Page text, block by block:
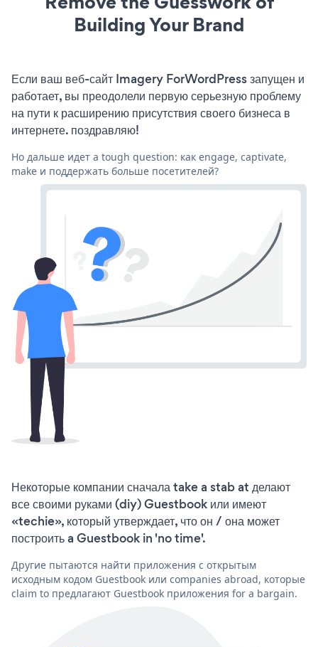
Building Your Brand
Если ваш веб-сайт Imagery ForWordPress запущен и
работает, вы преодолели первую серьезную проблему
на пути к расширению присутствия своего бизнеса в
интернете. поздравляю!
Но дальше идет a tough question: как engage, captivate,
make и поддержать больше посетителей?
Некоторые компании сначала take a stab at делают
все своими руками (diy) Guestbook или имеют
«techie», который утверждает, что он / она может
построить a Guestbook in 'no time'.
Другие пытаются найти приложения с открытым
исходным кодом Guestbook или companies abroad, которые
claim to предлагают Guestbook приложения for a bargain.